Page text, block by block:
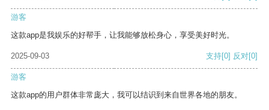
游客
这款app是我娱乐的好帮手，让我能够放松身心，享受美好时光。
2025-09-03 支持[0] 反对[0]
游客
这款app的用户群体非常庞大，我可以结识到来自世界各地的朋友。